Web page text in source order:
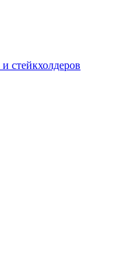
стейкхолдеров